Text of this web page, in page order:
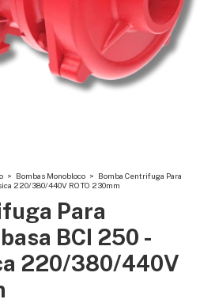
> Bombas Monobloco > Bomba Centrifuga Para
220/380/440V ROTO 230mm
Para
BCI 250 -
220/380/440V